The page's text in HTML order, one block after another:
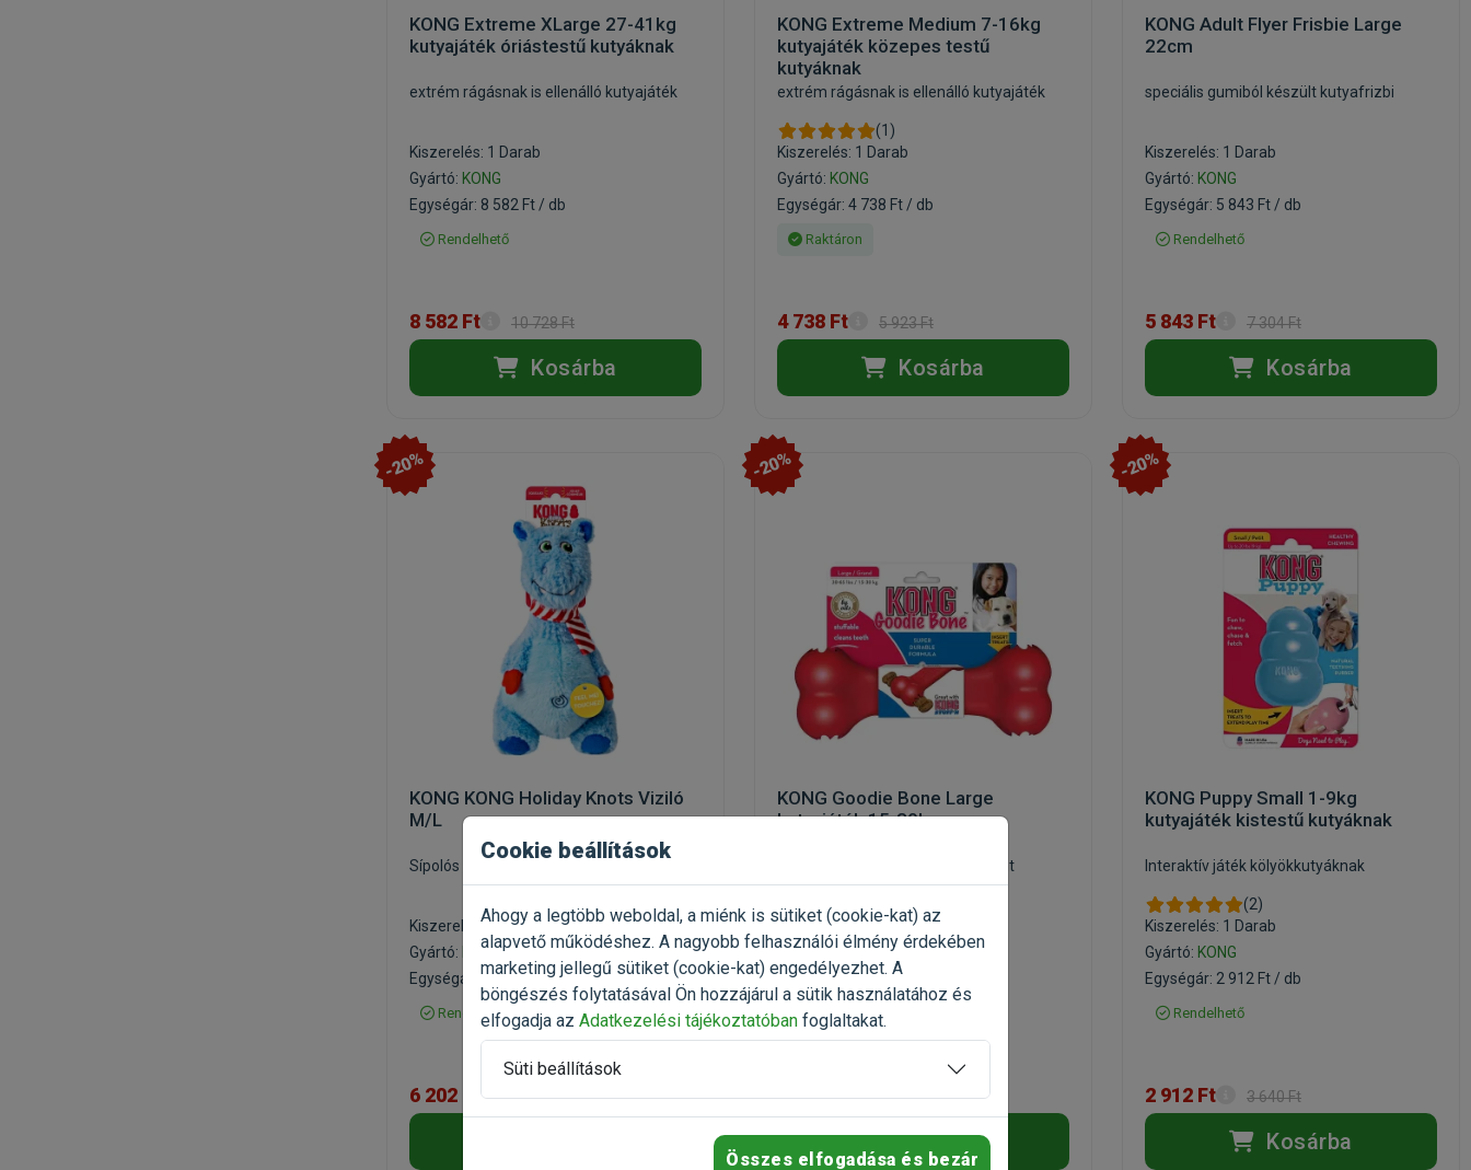
KONG Extreme XLarge 27-41kg
kutyajáték óriástestű kutyáknak
extrém rágásnak is ellenálló kutyajáték
Kiszerelés: 1 Darab
Gyártó: KONG
Egységár: 8 582 Ft / db
Rendelhető
8 582 Ft 10 728 Ft
Kosárba
KONG Extreme Medium 7-16kg
kutyajáték közepes testű
kutyáknak
extrém rágásnak is ellenálló kutyajáték
(1)
Kiszerelés: 1 Darab
Gyártó: KONG
Egységár: 4 738 Ft / db
Raktáron
4 738 Ft 5 923 Ft
Kosárba
KONG Adult Flyer Frisbie Large
22cm
speciális gumiból készült kutyafrizbi
Kiszerelés: 1 Darab
Gyártó: KONG
Egységár: 5 843 Ft / db
Rendelhető
5 843 Ft 7 304 Ft
Kosárba
-20%
KONG KONG Holiday Knots Viziló
M/L
Sípolós plüssjáték kutyáknak
Kiszerelés: 1 Darab
Gyártó:
KONG
Egységár: 6 202 Ft / db
Rendelhető
6 202 Ft 7 753 Ft
-20%
KONG Goodie Bone Large
kutyajáték 15-30kg
jutalomfalattal tölthető gumicsont
Kiszerelés: 1 Darab
Gyártó:KONG
Egységár: 7 083 Ft / db
Raktáron
7 083 Ft 8 854 Ft
Kosárba
-20%
KONG Puppy Small 1-9kg
kutyajáték kistestű kutyáknak
Interaktív játék kölyökkutyáknak
(2)
Kiszerelés: 1 Darab
Gyártó: KONG
Egységár: 2 912 Ft / db
Rendelhető
2 912 Ft 3 640 Ft
Kosárba
Cookie beállítások
Ahogy a legtöbb weboldal, a miénk is sütiket (cookie-kat) az
alapvető működéshez. A nagyobb felhasználói élmény érdekében
marketing jellegű sütiket (cookie-kat) engedélyezhet. A
böngészés folytatásával Ön hozzájárul a sütik használatához és
elfogadja az Adatkezelési tájékoztatóban foglaltakat.
Süti beállítások
Összes elfogadása és bezár